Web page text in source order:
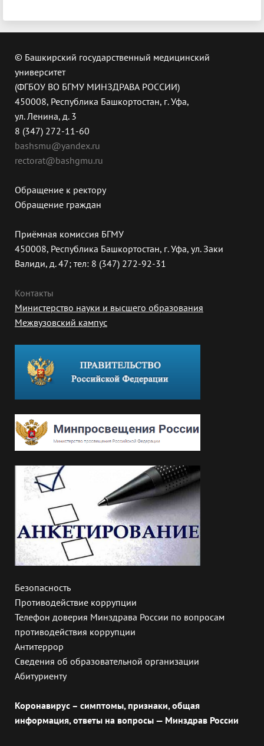
© Башкирский государственный медицинский
университет
(ФГБОУ ВО БГМУ МИНЗДРАВА РОССИИ)
450008, Республика Башкортостан, г. Уфа,
ул. Ленина, д. 3
8 (347) 272-11-60
bashsmu@yandex.ru
rectorat@bashgmu.ru
Обращение к ректору
Обращение граждан
Приёмная комиссия БГМУ
450008, Республика Башкортостан, г. Уфа, ул. Заки
Валиди, д. 47; тел: 8 (347) 272-92-31
Контакты
Министерство науки и высшего образования
Межвузовский кампус
Безопасность
Противодействие коррупции
Телефон доверия Минздрава России по вопросам
противодействия коррупции
Антитеррор
Сведения об образовательной организации
Абитуриенту
Коронавирус – симптомы, признаки, общая
информация, ответы на вопросы — Минздрав России